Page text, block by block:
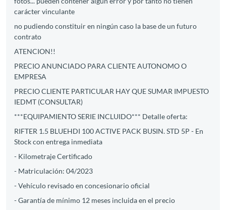
carácter vinculante
no pudiendo constituir en ningún caso la base de un futuro
contrato
ATENCION!!
PRECIO ANUNCIADO PARA CLIENTE AUTONOMO O
EMPRESA
PRECIO CLIENTE PARTICULAR HAY QUE SUMAR IMPUESTO
IEDMT (CONSULTAR)
***EQUIPAMIENTO SERIE INCLUIDO*** Detalle oferta:
RIFTER 1.5 BLUEHDI 100 ACTIVE PACK BUSIN. STD 5P - En
Stock con entrega inmediata
- Kilometraje Certificado
- Matriculación: 04/2023
- Vehículo revisado en concesionario oficial
- Garantía de mínimo 12 meses incluida en el precio